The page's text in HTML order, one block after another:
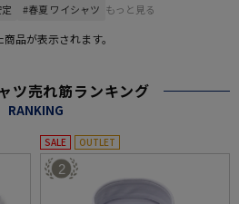
#春夏 ワイシャツ もっと見る
品が表示されます。
ツ売れ筋ランキング
RANKING
SALE OUTLET
2